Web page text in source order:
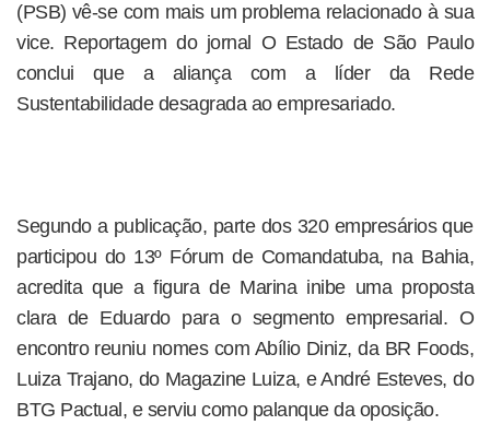
(PSB) vê-se com mais um problema relacionado à sua
vice. Reportagem do jornal O Estado de São Paulo
conclui que a aliança com a líder da Rede
Sustentabilidade desagrada ao empresariado.
Segundo a publicação, parte dos 320 empresários que
participou do 13º Fórum de Comandatuba, na Bahia,
acredita que a figura de Marina inibe uma proposta
clara de Eduardo para o segmento empresarial. O
encontro reuniu nomes com Abílio Diniz, da BR Foods,
Luiza Trajano, do Magazine Luiza, e André Esteves, do
BTG Pactual, e serviu como palanque da oposição.